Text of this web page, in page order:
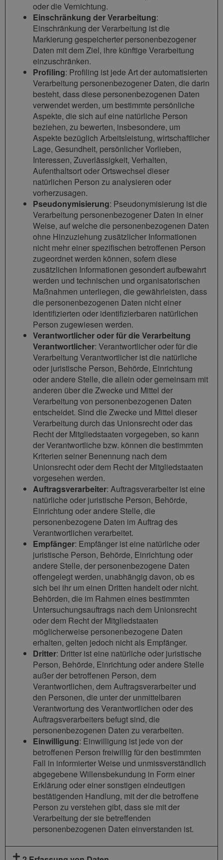
oder die Vernichtung.
Einschränkung der Verarbeitung:
Einschränkung der Verarbeitung ist die
Markierung gespeicherter personenbezogener
Daten mit dem Ziel, ihre künftige Verarbeitung
einzuschränken.
Profiling: Profiling ist jede Art der automatisierten
Verarbeitung personenbezogener Daten, die darin
besteht, dass diese personenbezogenen Daten
verwendet werden, um bestimmte persönliche
Aspekte, die sich auf eine natürliche Person
beziehen, zu bewerten, insbesondere, um
Aspekte bezüglich Arbeitsleistung, wirtschaftlicher
Lage, Gesundheit, persönlicher Vorlieben,
Interessen, Zuverlässigkeit, Verhalten,
Aufenthaltsort oder Ortswechsel dieser
natürlichen Person zu analysieren oder
vorherzusagen.
Pseudonymisierung: Pseudonymisierung ist die
Verarbeitung personenbezogener Daten in einer
Weise, auf welche die personenbezogenen Daten
ohne Hinzuziehung zusätzlicher Informationen
nicht mehr einer spezifischen betroffenen Person
zugeordnet werden können, sofern diese
zusätzlichen Informationen gesondert aufbewahrt
werden und technischen und organisatorischen
Maßnahmen unterliegen, die gewährleisten, dass
die personenbezogenen Daten nicht einer
identifizierten oder identifizierbaren natürlichen
Person zugewiesen werden.
Verantwortlicher oder für die Verarbeitung
Verantwortlicher: Verantwortlicher oder für die
Verarbeitung Verantwortlicher ist die natürliche
oder juristische Person, Behörde, Einrichtung
oder andere Stelle, die allein oder gemeinsam mit
anderen über die Zwecke und Mittel der
Verarbeitung von personenbezogenen Daten
entscheidet. Sind die Zwecke und Mittel dieser
Verarbeitung durch das Unionsrecht oder das
Recht der Mitgliedstaaten vorgegeben, so kann
der Verantwortliche bzw. können die bestimmten
Kriterien seiner Benennung nach dem
Unionsrecht oder dem Recht der Mitgliedstaaten
vorgesehen werden.
Auftragsverarbeiter: Auftragsverarbeiter ist eine
natürliche oder juristische Person, Behörde,
Einrichtung oder andere Stelle, die
personenbezogene Daten im Auftrag des
Verantwortlichen verarbeitet.
Empfänger: Empfänger ist eine natürliche oder
juristische Person, Behörde, Einrichtung oder
andere Stelle, der personenbezogene Daten
offengelegt werden, unabhängig davon, ob es
sich bei ihr um einen Dritten handelt oder nicht.
Behörden, die im Rahmen eines bestimmten
Untersuchungsauftrags nach dem Unionsrecht
oder dem Recht der Mitgliedstaaten
möglicherweise personenbezogene Daten
erhalten, gelten jedoch nicht als Empfänger.
Dritter: Dritter ist eine natürliche oder juristische
Person, Behörde, Einrichtung oder andere Stelle
außer der betroffenen Person, dem
Verantwortlichen, dem Auftragsverarbeiter und
den Personen, die unter der unmittelbaren
Verantwortung des Verantwortlichen oder des
Auftragsverarbeiters befugt sind, die
personenbezogenen Daten zu verarbeiten.
Einwilligung: Einwilligung ist jede von der
betroffenen Person freiwillig für den bestimmten
Fall in informierter Weise und unmissverständlich
abgegebene Willensbekundung in Form einer
Erklärung oder einer sonstigen eindeutigen
bestätigenden Handlung, mit der die betroffene
Person zu verstehen gibt, dass sie mit der
Verarbeitung der sie betreffenden
personenbezogenen Daten einverstanden ist.